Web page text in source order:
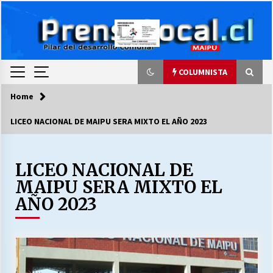
COLUMNISTA
COLUMNISTA
03/08/2026
LA DC POR SIEMPRE.RECORDANDO 69 AÑOS DE
HISTORIA
“ORGULLOSOS DE SER DC” SALUDA EL
CUMPLEAÑOS 69
Home
LICEO NACIONAL DE MAIPU SERA MIXTO EL AÑO 2023
LICEO NACIONAL DE
MAIPU SERA MIXTO EL
AÑO 2023